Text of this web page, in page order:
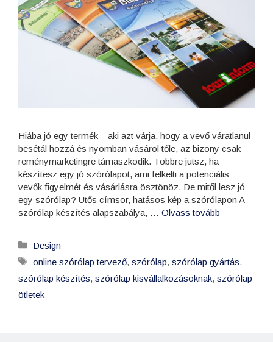
Hiába jó egy termék – aki azt várja, hogy a vevő váratlanul
besétál hozzá és nyomban vásárol tőle, az bizony csak
reménymarketingre támaszkodik. Többre jutsz, ha
készítesz egy jó szórólapot, ami felkelti a potenciális
vevők figyelmét és vásárlásra ösztönöz. De mitől lesz jó
egy szórólap? Ütős címsor, hatásos kép a szórólapon A
szórólap készítés alapszabálya, … Olvass tovább
Design
online szórólap tervező, szórólap, szórólap gyártás,
szórólap készítés, szórólap kisvállalkozásoknak, szórólap
ötletek